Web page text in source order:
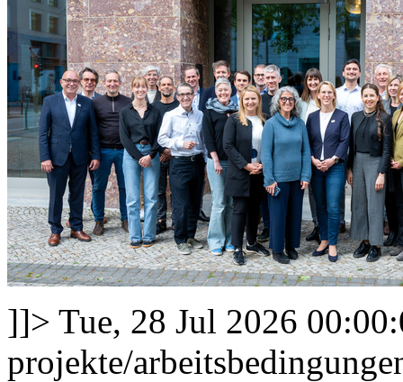
]]> Tue, 28 Jul 2026
projekte/